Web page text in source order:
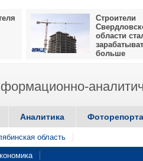
Строители
области
больше
Аналитика
область